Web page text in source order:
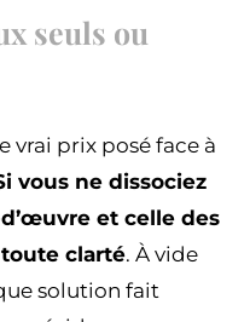
seuls ou
vrai prix posé face à
vous ne dissociez
et celle des
clarté. À vide
solution fait